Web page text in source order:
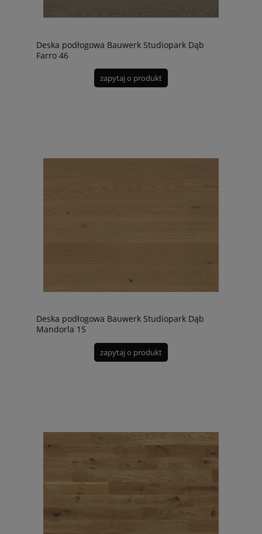
Deska podłogowa Bauwerk Studiopark Dąb
Farro 46
zapytaj o produkt
Deska podłogowa Bauwerk Studiopark Dąb
Mandorla 15
zapytaj o produkt